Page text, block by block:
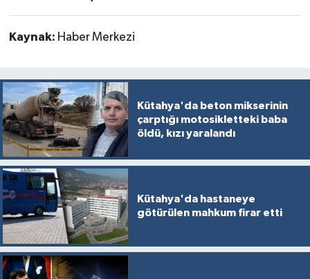
Kaynak: Haber Merkezi
Kütahya'da beton mikserinin
çarptığı motosikletteki baba
öldü, kızı yaralandı
Kütahya'da hastaneye
götürülen mahkum firar etti